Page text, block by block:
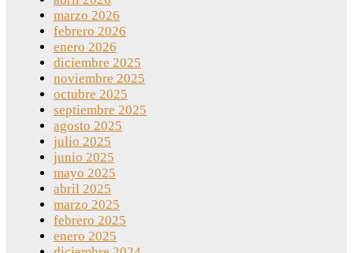
marzo 2026
febrero 2026
enero 2026
diciembre 2025
noviembre 2025
octubre 2025
septiembre 2025
agosto 2025
julio 2025
junio 2025
mayo 2025
abril 2025
marzo 2025
febrero 2025
enero 2025